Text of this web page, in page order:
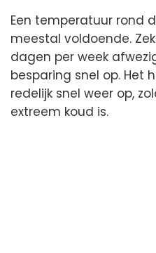
Een temperatuur rond
meestal voldoende.
dagen per week
besparing snel op. Het
redelijk snel weer op,
extreem koud is.